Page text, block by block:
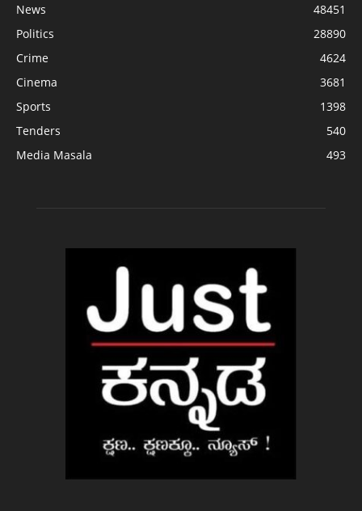
News
48451
Politics
28890
Crime
4624
Cinema
3681
Sports
1398
Tenders
540
Media Masala
493